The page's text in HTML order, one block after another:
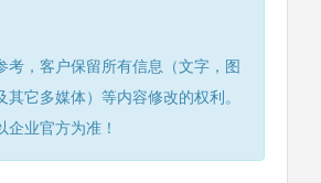
考，客户保留所有信息（文字，图
其它多媒体）等内容修改的权利。
业官方为准！